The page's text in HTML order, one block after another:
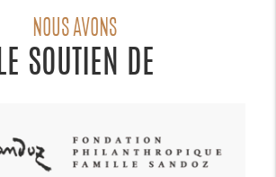
NOUS AVONS
LE SOUTIEN DE